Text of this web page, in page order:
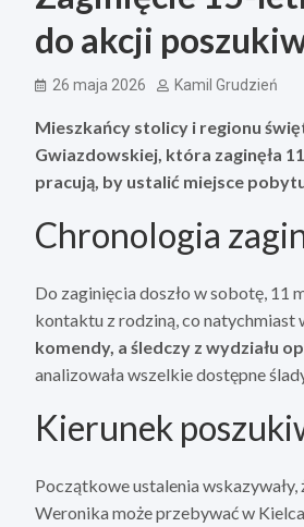
do akcji
26 maja 2026 Kamil Grudzień
Mieszkańcy stolicy i regionu
Gwiazdowskiej, która zaginęła
pracują, by ustalić miejsce
Chronologia
Do zaginięcia doszło w sobotę, 11
kontaktu z rodziną, co natychmiast
komendy, a śledczy z wydziału
analizowała wszelkie dostępne
Kierunek
Początkowe ustalenia
Weronika może przebywać w